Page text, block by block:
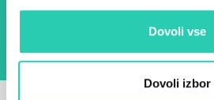
Dovoli vse
Dovoli izbor